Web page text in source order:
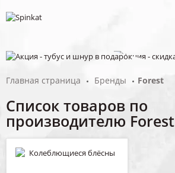
Главная страница Бренды Forest
Список товаров по
производителю Forest